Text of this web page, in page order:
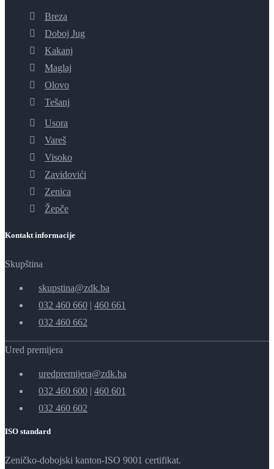
Breza
Doboj Jug
Kakanj
Maglaj
Olovo
Tešanj
Usora
Vareš
Visoko
Zavidovići
Zenica
Žepče
Kontakt informacije
Skupština
skupstina@zdk.ba
032 460 660 | 460 661
032 460 662
Ured premijera
uredpremijera@zdk.ba
032 460 600 | 460 601
032 460 602
ISO standard
Zeničko-dobojski kanton-ISO 9001 certifikat.